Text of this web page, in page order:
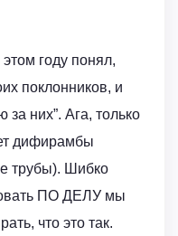
году понял,
поклонников, и
них”. Ага, только
дифирамбы
трубы). Шибко
ПО ДЕЛУ мы
что это так.